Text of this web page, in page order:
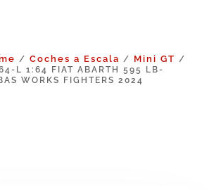
/ Coches a Escala / Mini GT /
L 1:64 FIAT ABARTH 595 LB-
WORKS FIGHTERS 2024